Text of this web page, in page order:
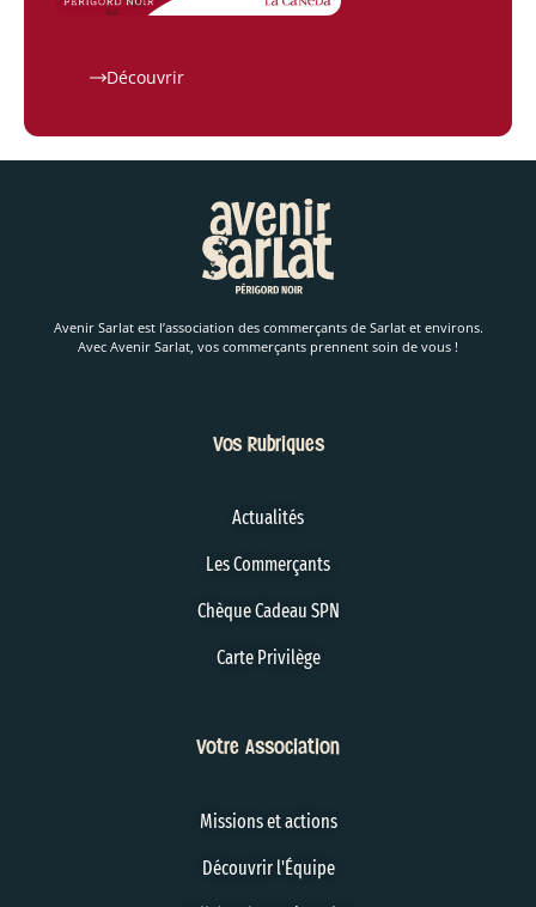
Découvrir
Avenir Sarlat est l’association des commerçants de Sarlat et environs.
Avec Avenir Sarlat, vos commerçants prennent soin de vous !
Vos Rubriques
Actualités
Les Commerçants
Chèque Cadeau SPN
Carte Privilège
Votre Association
Missions et actions
Découvrir l'Équipe